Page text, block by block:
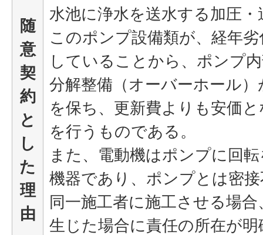
随
意
契
約
と
し
た
理
由
水池に浄水を送水する加圧
このポンプ設備類が、経年
していることから、ポンプ
分解整備（オーバーホール
を保ち、更新費よりも安価
を行うものである。
また、電動機はポンプに回
機器であり、ポンプとは密
同一施工者に施工させる場
生じた場合に責任の所在が